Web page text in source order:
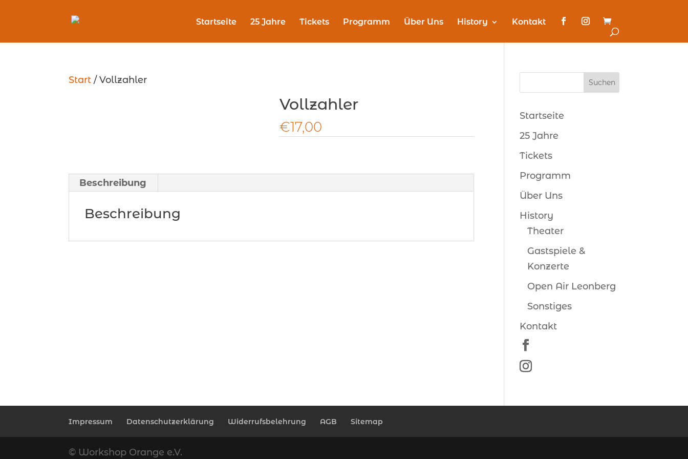
Startseite 25 Jahre Tickets Programm Über Uns History Kontakt
Start / Vollzahler
Vollzahler
€17,00
Beschreibung
Beschreibung
Startseite
25 Jahre
Tickets
Programm
Über Uns
History
Theater
Gastspiele &
Konzerte
Open Air Leonberg
Sonstiges
Kontakt
Impressum Datenschutzerklärung Widerrufsbelehrung AGB Sitemap
© Workshop Orange e.V.